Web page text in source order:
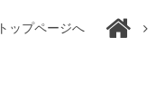
トップページへ